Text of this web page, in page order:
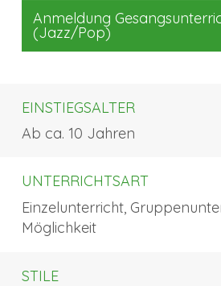
Anmeldung
(Jazz/Pop)
EINSTIEGSALTER
Ab ca. 10 Jahren
UNTERRICHTSART
Einzelunterricht,
Möglichkeit
STILE